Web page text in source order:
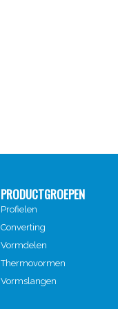
PRODUCTGROEPEN
Profielen
Converting
Vormdelen
Thermovormen
Vormslangen